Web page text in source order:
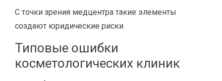
С точки зрения медцентра такие элементы
создают юридические риски.
Типовые ошибки
косметологических клиник